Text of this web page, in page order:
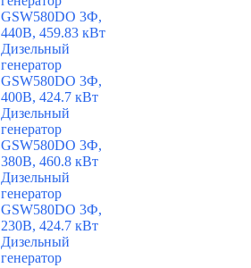
GSW580DO 3Ф,
440В, 459.83 кВт
Дизельный
генератор
GSW580DO 3Ф,
400В, 424.7 кВт
Дизельный
генератор
GSW580DO 3Ф,
380В, 460.8 кВт
Дизельный
генератор
GSW580DO 3Ф,
230В, 424.7 кВт
Дизельный
генератор